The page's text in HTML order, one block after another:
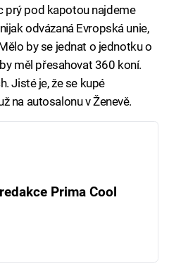
prý pod kapotou najdeme
odvázaná Evropská unie,
by se jednat o jednotku o
měl přesahovat 360 koní.
Jisté je, že se kupé
na autosalonu v Ženevě.
redakce Prima Cool